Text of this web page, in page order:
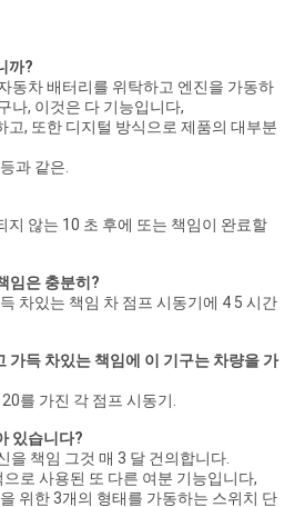
까?
동차 배터리를 위탁하고 엔진을 가동하
나, 이것은 다 기능입니다,
고, 또한 디지털 방식으로 제품의 대부분
과 같은.
지 않는 10 초 후에 또는 책임이 완료할
임은 충분히?
차있는 책임 차 점프 시동기에 4 5 시간
가득 차있는 책임에 이 기구는 차량을 가
를 가진 각 점프 시동기.
있습니다?
을 책임 그것 매 3 달 건의합니다.
로 사용된 또 다른 여분 기능입니다,
위한 3개의 형태를 가동하는 스위치 단